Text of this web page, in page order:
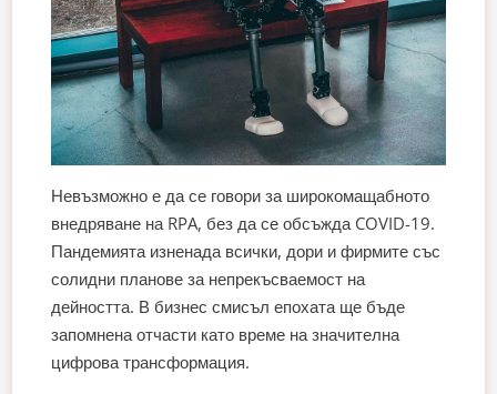
Невъзможно е да се говори за широкомащабното
внедряване на RPA, без да се обсъжда COVID-19.
Пандемията изненада всички, дори и фирмите със
солидни планове за непрекъсваемост на
дейността. В бизнес смисъл епохата ще бъде
запомнена отчасти като време на значителна
цифрова трансформация.